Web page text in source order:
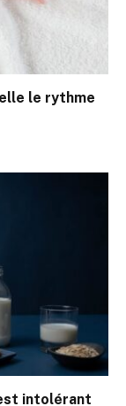
le rythme
intolérant